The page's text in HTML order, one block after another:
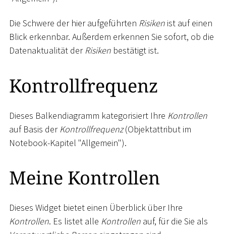
Die Schwere der hier aufgeführten Risiken ist auf einen
Blick erkennbar. Außerdem erkennen Sie sofort, ob die
Datenaktualität derRisiken bestätigt ist.
Kontrollfrequenz
Dieses Balkendiagramm kategorisiert Ihre Kontrollen
auf Basis derKontrollfrequenz(Objektattribut im
Notebook-Kapitel "Allgemein").
Meine Kontrollen
Dieses Widget bietet einen Überblick über Ihre
Kontrollen. Es listet alle Kontrollen auf, für die Sie als